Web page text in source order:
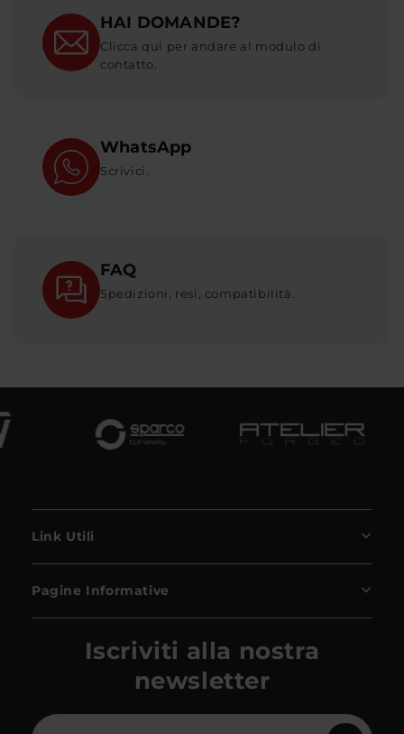
HAI DOMANDE?
Clicca qui per andare al modulo di
contatto.
WhatsApp
Scrivici.
FAQ
Spedizioni, resi, compatibilità.
Link Utili
Pagine Informative
Iscriviti alla nostra
newsletter